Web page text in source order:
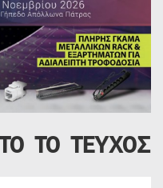
ΤΟ ΤΕΥΧΟΣ